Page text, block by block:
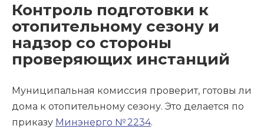
Контроль подготовки к
отопительному сезону и
надзор со стороны
проверяющих инстанций
Муниципальная комиссия проверит, готовы ли
дома к отопительному сезону. Это делается по
приказу Минэнерго № 2234.